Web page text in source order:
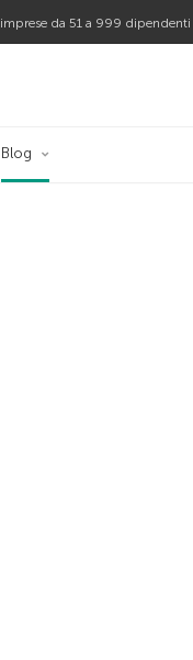
da 51 a 999 dipendenti
Blog